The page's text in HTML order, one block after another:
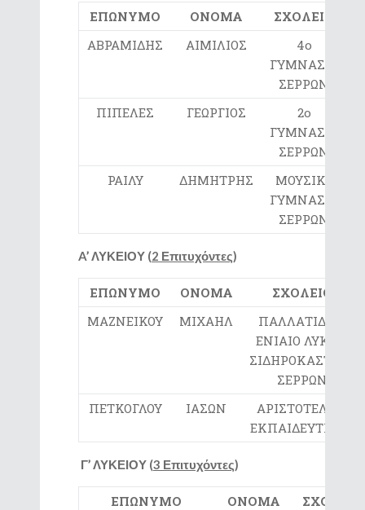
ΕΠΩΝΥΜΟ ΟΝΟΜΑ
ΣΧΟΛΕΙΟ
ΑΒΡΑΜΙΔΗΣ
ΑΙΜΙΛΙΟΣ
4ο
ΓΥΜΝΑΣΙΟ
ΣΕΡΡΩΝ
ΠΙΠΕΛΕΣ
ΓΕΩΡΓΙΟΣ
2ο
ΓΥΜΝΑΣΙΟ
ΣΕΡΡΩΝ
ΡΑΙΛΥ
ΔΗΜΗΤΡΗΣ
ΜΟΥΣΙΚΟ
ΓΥΜΝΑΣΙΟ
ΣΕΡΡΩΝ
A’ ΛΥΚΕΙΟΥ (2 Επιτυχόντες)
ΕΠΩΝΥΜΟ ΟΝΟΜΑ
ΣΧΟΛΕΙΟ
ΜΑΖΝΕΙΚΟΥ
ΜΙΧΑΗΛ
ΠΑΛΛΑΤΙΔΕΙΟ
ΕΝΙΑΙΟ ΛΥΚΕΙΟ
ΣΙΔΗΡΟΚΑΣΤΡΟΥ
ΣΕΡΡΩΝ
ΠΕΤΚΟΓΛΟΥ
ΙΑΣΩΝ
ΑΡΙΣΤΟΤΕΛΕΙΟ
ΕΚΠΑΙΔΕΥΤΗΡΙΟ
Γ’ ΛΥΚΕΙΟΥ (3 Επιτυχόντες)
ΕΠΩΝΥΜΟ ΟΝΟΜΑ
ΣΧΟΛΕΙΟ